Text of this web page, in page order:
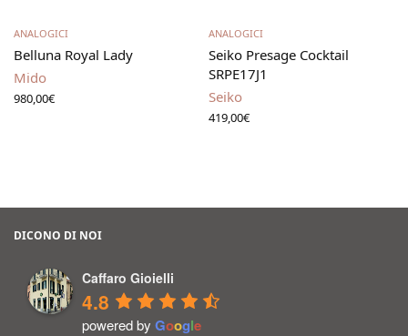
ANALOGICI
Belluna Royal Lady
Mido
980,00€
ANALOGICI
Seiko Presage Cocktail
SRPE17J1
Seiko
419,00€
DICONO DI NOI
Caffaro Gioielli
4.8
powered by Google